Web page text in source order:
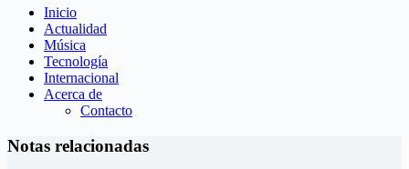
Inicio
Actualidad
Música
Tecnología
Internacional
Acerca de
Contacto
Notas relacionadas